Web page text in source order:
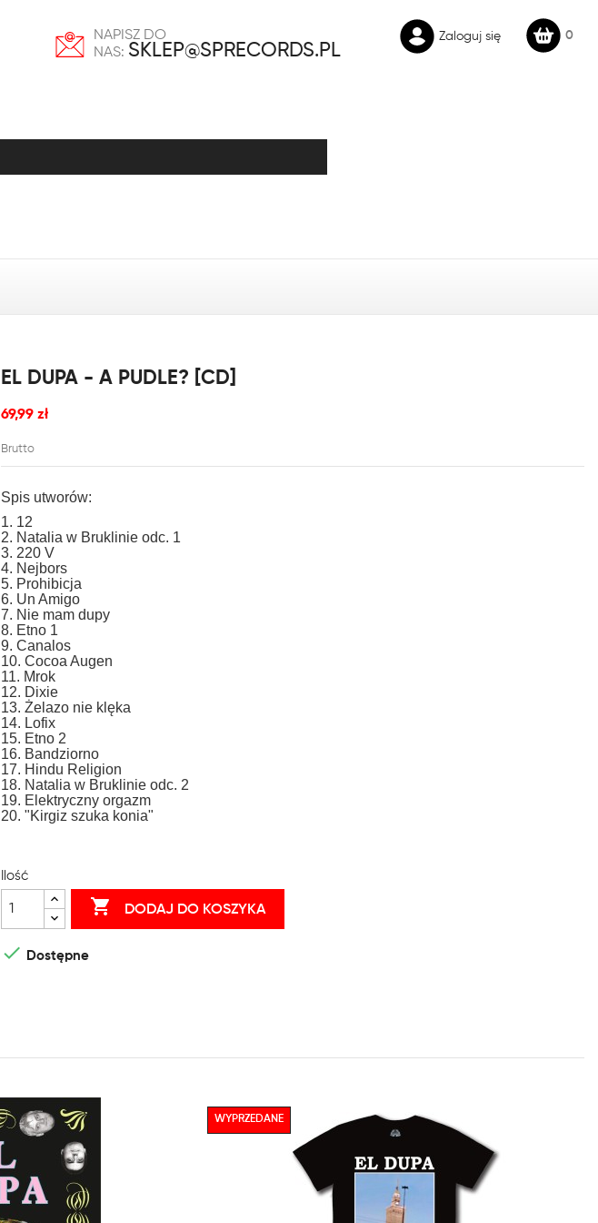
NAPISZ DO
NAS: SKLEP@SPRECORDS.PL
Zaloguj się 0
EL DUPA - A PUDLE? [CD]
69,99 zł
Brutto
Spis utworów:
1. 12
2. Natalia w Bruklinie odc. 1
3. 220 V
4. Nejbors
5. Prohibicja
6. Un Amigo
7. Nie mam dupy
8. Etno 1
9. Canalos
10. Cocoa Augen
11. Mrok
12. Dixie
13. Żelazo nie klęka
14. Lofix
15. Etno 2
16. Bandziorno
17. Hindu Religion
18. Natalia w Bruklinie odc. 2
19. Elektryczny orgazm
20. "Kirgiz szuka konia"
Ilość
 DODAJ DO KOSZYKA
 Dostępne
WYPRZEDANE